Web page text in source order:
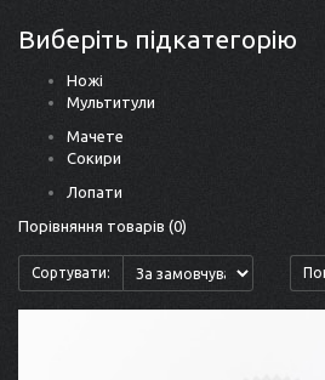
Виберіть підкатегорію
Ножі
Мультитули
Мачете
Сокири
Лопати
Порівняння товарів (0)
Сортувати: